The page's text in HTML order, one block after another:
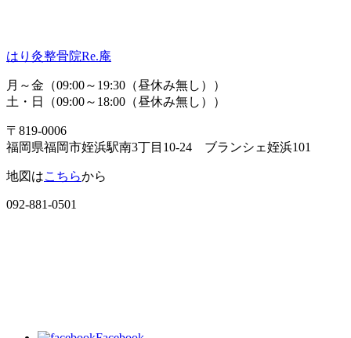
はり灸整骨院Re.庵
月～金（09:00～19:30（昼休み無し））
土・日（09:00～18:00（昼休み無し））
〒819-0006
福岡県福岡市姪浜駅南3丁目10-24 ブランシェ姪浜101
地図はこちらから
092-881-0501